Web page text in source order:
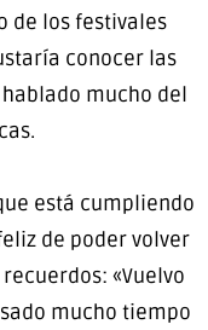
de los festivales
conocer las
mucho del
está cumpliendo
de poder volver
«Vuelvo
mucho tiempo